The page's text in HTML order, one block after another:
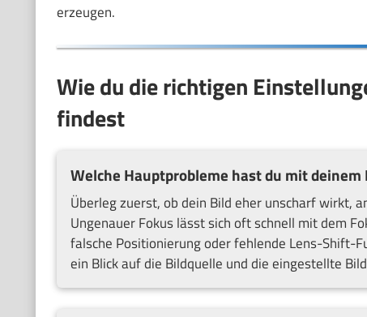
erzeugen.
Wie du die richtigen
findest
Welche Hauptprobleme hast du mit deinem
Überleg zuerst, ob dein Bild eher unscharf wirkt,
Ungenauer Fokus lässt sich oft schnell mit dem
falsche Positionierung oder fehlende Lens-Shift-
ein Blick auf die Bildquelle und die eingestellte